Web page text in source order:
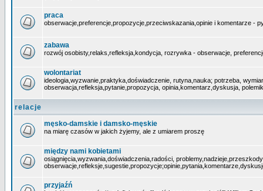
praca
obserwacje,preferencje,propozycje,przeciwskazania,opinie i komentarze -
zabawa
rozwój osobisty,relaks,refleksja,kondycja, rozrywka - obserwacje,
wolontariat
ideologia,wyzwanie,praktyka,doświadczenie, rutyna,nauka; potrzeba,
obserwacja,refleksja,pytanie,propozycja, opinia,komentarz,dyskusja,
relacje
męsko-damskie i damsko-męskie
na miarę czasów w jakich żyjemy, ale z umiarem proszę
między nami kobietami
osiągnięcia,wyzwania,doświadczenia,radości,
przyjaźń